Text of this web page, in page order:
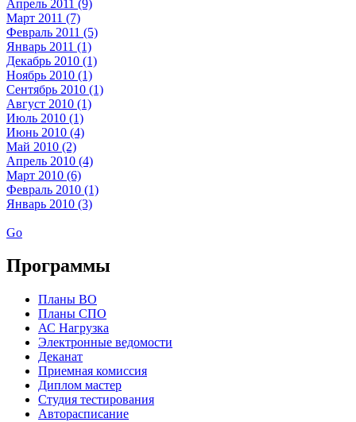
Апрель 2011 (9)
Март 2011 (7)
Февраль 2011 (5)
Январь 2011 (1)
Декабрь 2010 (1)
Ноябрь 2010 (1)
Сентябрь 2010 (1)
Август 2010 (1)
Июль 2010 (1)
Июнь 2010 (4)
Май 2010 (2)
Апрель 2010 (4)
Март 2010 (6)
Февраль 2010 (1)
Январь 2010 (3)
Go
Программы
Планы ВО
Планы СПО
АС Нагрузка
Электронные ведомости
Деканат
Приемная комиссия
Диплом мастер
Студия тестирования
Авторасписание